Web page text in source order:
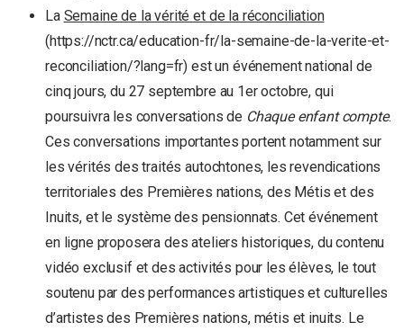
La Semaine de la vérité et de la réconciliation
(https://nctr.ca/education-fr/la-semaine-de-la-verite-et-
reconciliation/?lang=fr) est un événement national de
cinq jours, du 27 septembre au 1er octobre, qui
poursuivra les conversations de Chaque enfant compte.
Ces conversations importantes portent notamment sur
les vérités des traités autochtones, les revendications
territoriales des Premières nations, des Métis et des
Inuits, et le système des pensionnats. Cet événement
en ligne proposera des ateliers historiques, du contenu
vidéo exclusif et des activités pour les élèves, le tout
soutenu par des performances artistiques et culturelles
d’artistes des Premières nations, métis et inuits. Le